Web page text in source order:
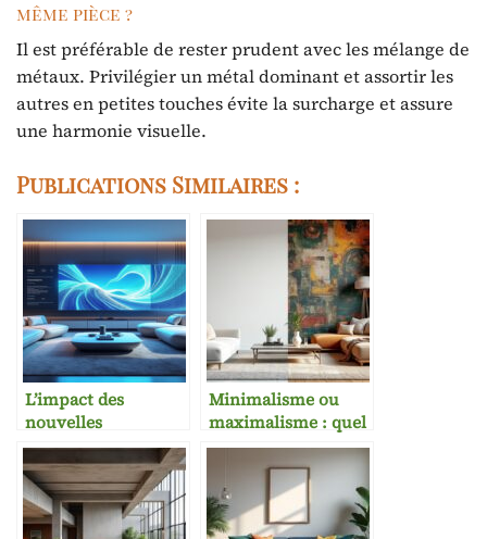
même pièce ?
Il est préférable de rester prudent avec les mélange de
métaux. Privilégier un métal dominant et assortir les
autres en petites touches évite la surcharge et assure
une harmonie visuelle.
Publications Similaires :
L’impact des
nouvelles
technologies sur la
décoration et le
design
Minimalisme ou
maximalisme : quel
style choisir pour
son intérieur ?